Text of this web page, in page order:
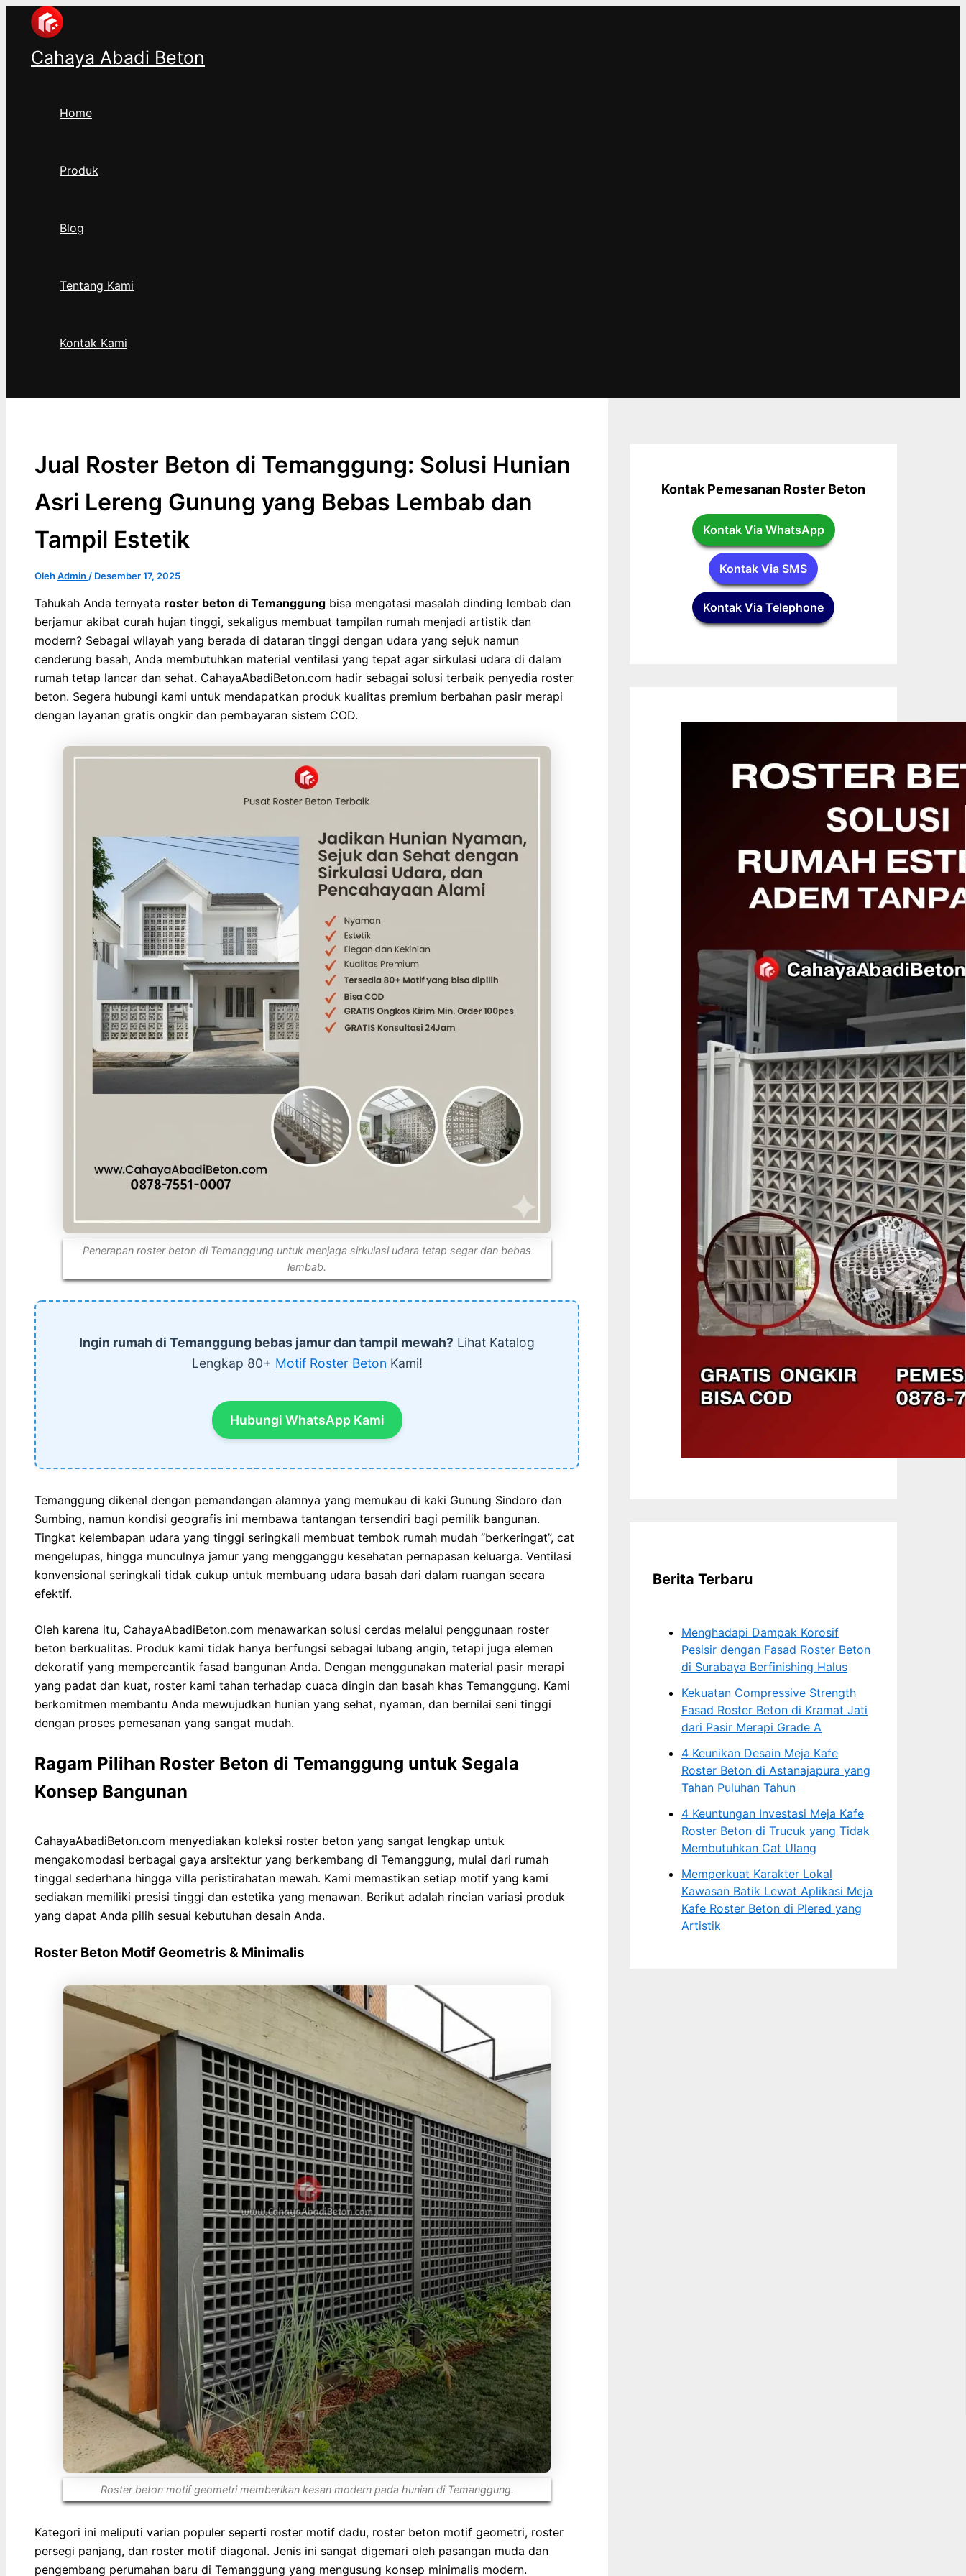
Lewati
Cahaya Abadi Beton
Home
Produk
Blog
Tentang Kami
Kontak Kami
Jual Roster Beton di Temanggung: Solusi Hunian
Asri Lereng Gunung yang Bebas Lembab dan
Tampil Estetik
OlehAdmin / Desember 17, 2025
Tahukah Anda ternyata roster beton di Temanggung bisa mengatasi masalah dinding lembab dan
berjamur akibat curah hujan tinggi, sekaligus membuat tampilan rumah menjadi artistik dan
modern? Sebagai wilayah yang berada di dataran tinggi dengan udara yang sejuk namun
cenderung basah, Anda membutuhkan material ventilasi yang tepat agar sirkulasi udara di dalam
rumah tetap lancar dan sehat. CahayaAbadiBeton.com hadir sebagai solusi terbaik penyedia roster
beton. Segera hubungi kami untuk mendapatkan produk kualitas premium berbahan pasir merapi
dengan layanan gratis ongkir dan pembayaran sistem COD.
Penerapan roster beton di Temanggung untuk menjaga sirkulasi udara tetap segar dan bebas
lembab.
Ingin rumah di Temanggung bebas jamur dan tampil mewah? Lihat Katalog
Lengkap 80+ Motif Roster Beton Kami!
Hubungi WhatsApp Kami
Temanggung dikenal dengan pemandangan alamnya yang memukau di kaki Gunung Sindoro dan
Sumbing, namun kondisi geografis ini membawa tantangan tersendiri bagi pemilik bangunan.
Tingkat kelembapan udara yang tinggi seringkali membuat tembok rumah mudah “berkeringat”, cat
mengelupas, hingga munculnya jamur yang mengganggu kesehatan pernapasan keluarga. Ventilasi
konvensional seringkali tidak cukup untuk membuang udara basah dari dalam ruangan secara
efektif.
Oleh karena itu, CahayaAbadiBeton.com menawarkan solusi cerdas melalui penggunaan roster
beton berkualitas. Produk kami tidak hanya berfungsi sebagai lubang angin, tetapi juga elemen
dekoratif yang mempercantik fasad bangunan Anda. Dengan menggunakan material pasir merapi
yang padat dan kuat, roster kami tahan terhadap cuaca dingin dan basah khas Temanggung. Kami
berkomitmen membantu Anda mewujudkan hunian yang sehat, nyaman, dan bernilai seni tinggi
dengan proses pemesanan yang sangat mudah.
Ragam Pilihan Roster Beton di Temanggung untuk Segala
Konsep Bangunan
CahayaAbadiBeton.com menyediakan koleksi roster beton yang sangat lengkap untuk
mengakomodasi berbagai gaya arsitektur yang berkembang di Temanggung, mulai dari rumah
tinggal sederhana hingga villa peristirahatan mewah. Kami memastikan setiap motif yang kami
sediakan memiliki presisi tinggi dan estetika yang menawan. Berikut adalah rincian variasi produk
yang dapat Anda pilih sesuai kebutuhan desain Anda.
Roster Beton Motif Geometris & Minimalis
Roster beton motif geometri memberikan kesan modern pada hunian di Temanggung.
Kategori ini meliputi varian populer seperti roster motif dadu, roster beton motif geometri, roster
persegi panjang, dan roster motif diagonal. Jenis ini sangat digemari oleh pasangan muda dan
pengembang perumahan baru di Temanggung yang mengusung konsep minimalis modern.
Ketik
di
sini..
Name* Email*
Situs
Kontak Pemesanan Roster Beton
Kontak Via WhatsApp
Kontak Via SMS
Kontak Via Telephone
Berita Terbaru
Menghadapi Dampak Korosif
Pesisir dengan Fasad Roster Beton
di Surabaya Berfinishing Halus
Kekuatan Compressive Strength
Fasad Roster Beton di Kramat Jati
dari Pasir Merapi Grade A
4 Keunikan Desain Meja Kafe
Roster Beton di Astanajapura yang
Tahan Puluhan Tahun
4 Keuntungan Investasi Meja Kafe
Roster Beton di Trucuk yang Tidak
Membutuhkan Cat Ulang
Memperkuat Karakter Lokal
Kawasan Batik Lewat Aplikasi Meja
Kafe Roster Beton di Plered yang
Artistik